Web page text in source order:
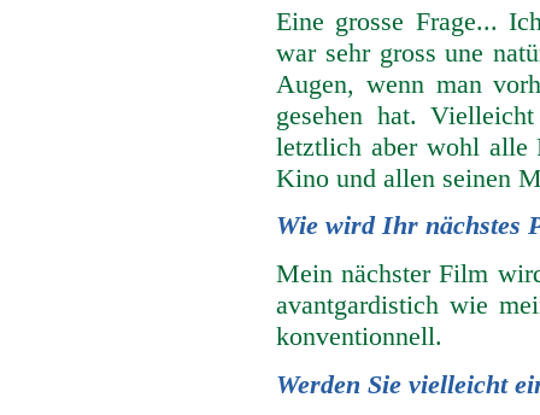
Eine grosse Frage...
war sehr gross une
Augen, wenn man
gesehen hat.
letztlich aber wohl alle
Kino und allen seinen
Wie wird Ihr nächstes
Mein nächster Film
avantgardistich wie
konventionnell.
Werden Sie vielleicht